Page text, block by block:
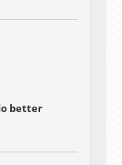
better